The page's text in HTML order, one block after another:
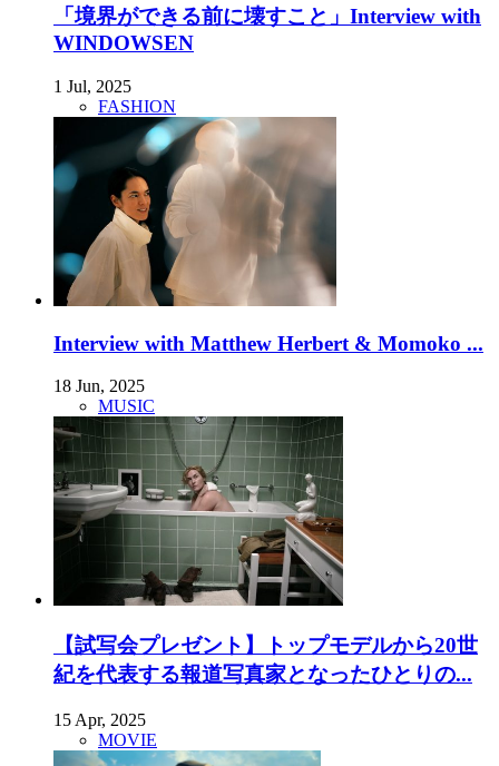
「境界ができる前に壊すこと」Interview with
WINDOWSEN
1 Jul, 2025
FASHION
Interview with Matthew Herbert & Momoko ...
18 Jun, 2025
MUSIC
【試写会プレゼント】トップモデルから20世
紀を代表する報道写真家となったひとりの...
15 Apr, 2025
MOVIE